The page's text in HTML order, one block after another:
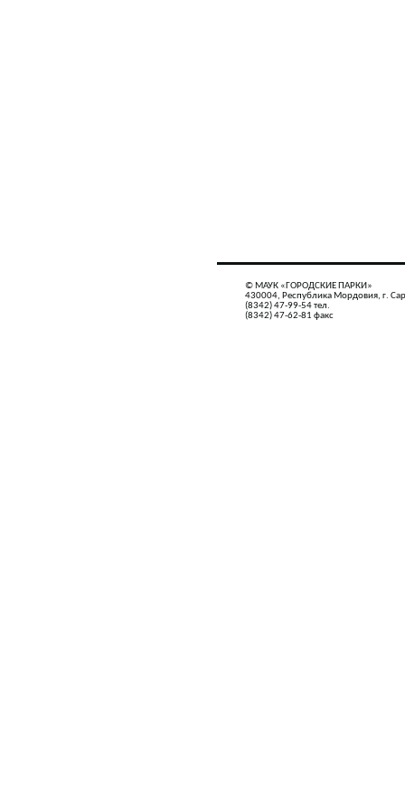
© МАУК «ГОРОДСКИЕ ПАРКИ»
430004, Республика Мордовия, г.
(8342) 47-99-54 тел.
(8342) 47-62-81 факс